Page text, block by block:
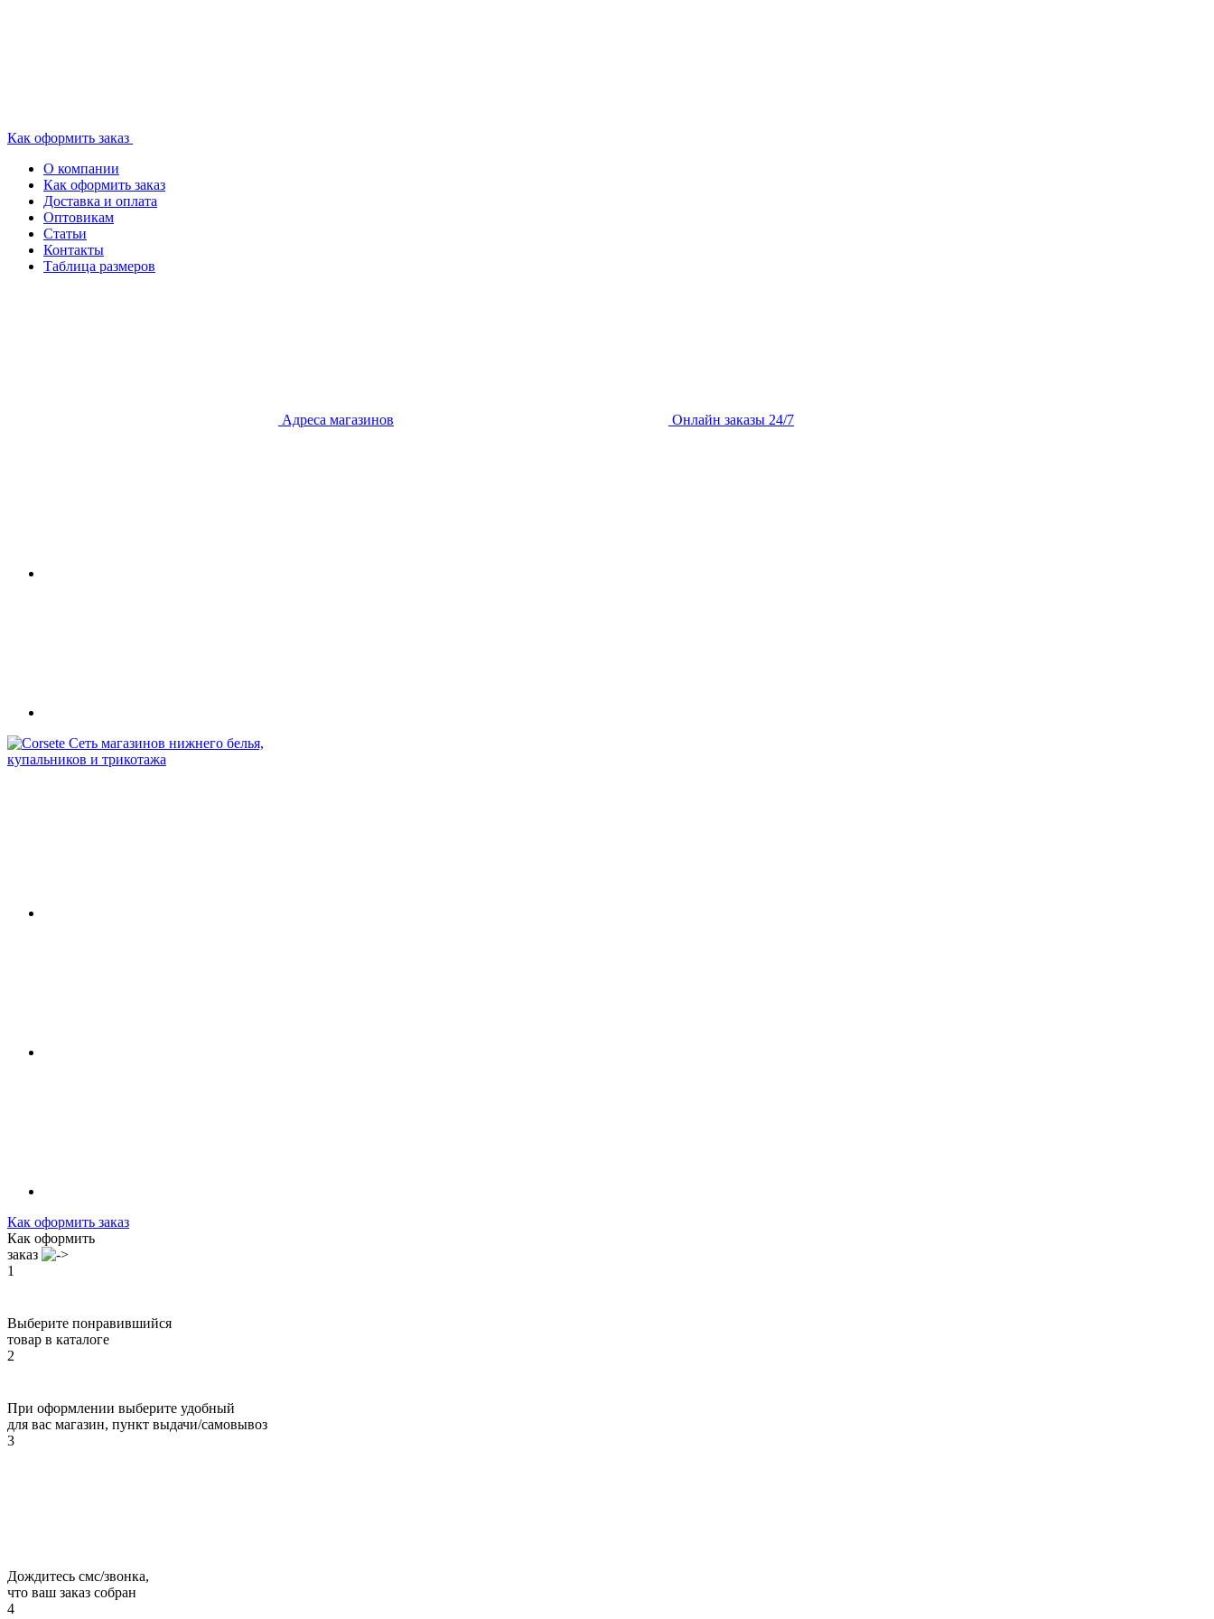
Как оформить заказ
О компании
Как оформить заказ
Доставка и оплата
Оптовикам
Статьи
Контакты
Таблица размеров
Адреса магазинов Онлайн заказы 24/7
Сеть магазинов нижнего белья,
купальников и трикотажа
Как оформить заказ
Как оформить
заказ
1
Выберите понравившийся
товар в каталоге
2
При оформлении выберите удобный
для вас магазин, пункт выдачи/самовывоз
3
Дождитесь смс/звонка,
что ваш заказ собран
4